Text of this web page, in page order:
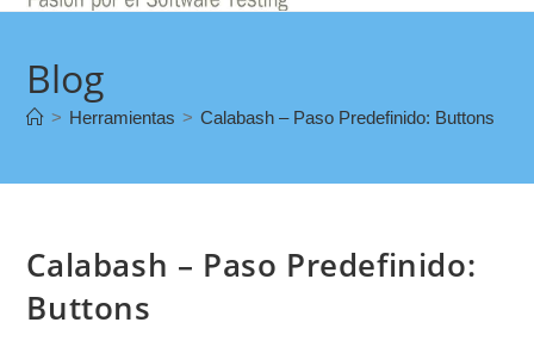
Blog
> Herramientas > Calabash – Paso Predefinido: Buttons
Calabash – Paso Predefinido:
Buttons